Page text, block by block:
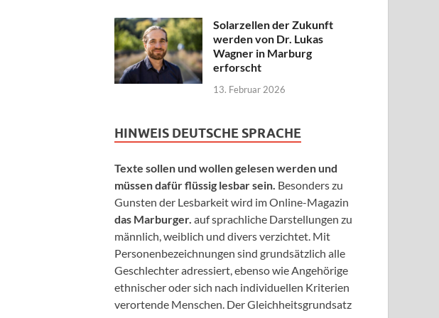
Solarzellen der Zukunft
werden von Dr. Lukas
Wagner in Marburg
erforscht
13. Februar 2026
HINWEIS DEUTSCHE SPRACHE
Texte sollen und wollen gelesen werden und
müssen dafür flüssig lesbar sein. Besonders zu
Gunsten der Lesbarkeit wird im Online-Magazin
das Marburger. auf sprachliche Darstellungen zu
männlich, weiblich und divers verzichtet. Mit
Personenbezeichnungen sind grundsätzlich alle
Geschlechter adressiert, ebenso wie Angehörige
ethnischer oder sich nach individuellen Kriterien
verortende Menschen. Der Gleichheitsgrundsatz